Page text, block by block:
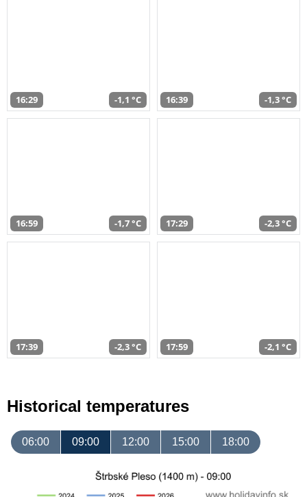
16:29 -1,1 °C 16:39 -1,3 °C
16:59 -1,7 °C 17:29 -2,3 °C
17:39 -2,3 °C 17:59 -2,1 °C
Historical temperatures
06:00 09:00 12:00 15:00 18:00